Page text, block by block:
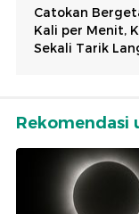
Rekomendasi